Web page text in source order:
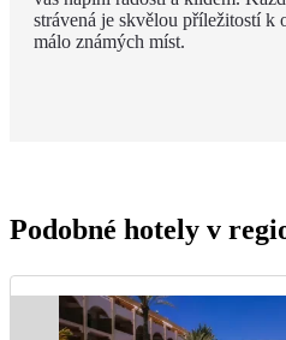
strávená je skvělou příležitostí k
málo známých míst.
Podobné hotely v